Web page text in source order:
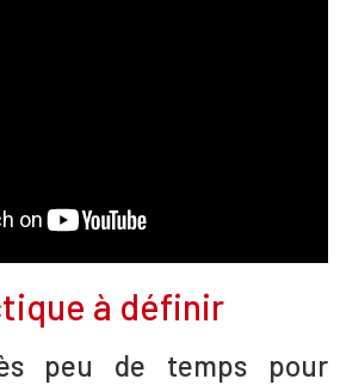
à définir
peu de temps pour